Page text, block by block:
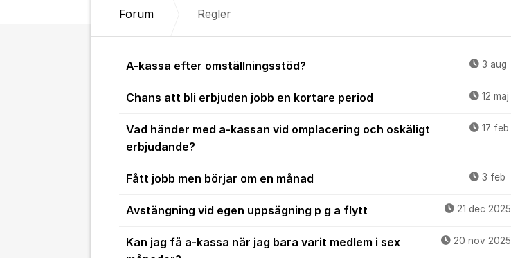
Forum Regler
Regler
A-kassa efter omställningsstöd? 3 aug
Chans att bli erbjuden jobb en kortare period 12 maj
Vad händer med a-kassan vid omplacering och oskäligt
erbjudande?
17 feb
Fått jobb men börjar om en månad 3 feb
Avstängning vid egen uppsägning p g a flytt 21 dec 2025
Kan jag få a-kassa när jag bara varit medlem i sex
20 nov 2025